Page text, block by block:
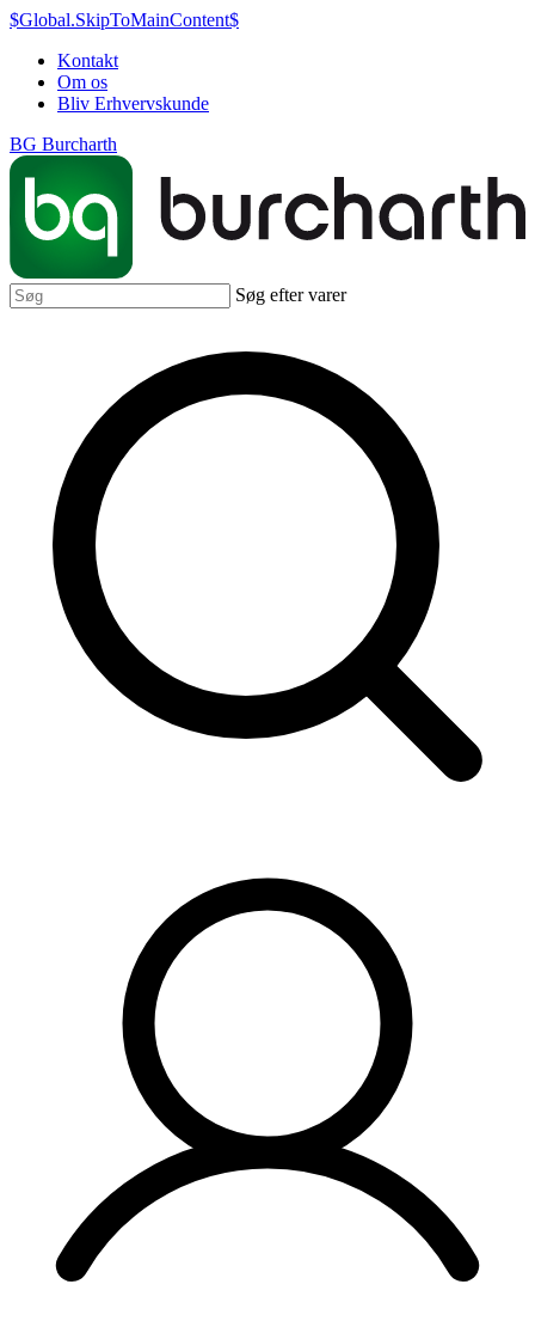
$Global.SkipToMainContent$
Kontakt
Om os
Bliv Erhvervskunde
BG Burcharth
Søg efter varer